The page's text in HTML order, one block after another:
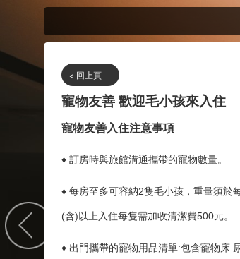
< 回上頁
寵物友善 歡迎毛小孩來入住
寵物友善入住注意事項
♦ 訂房時與旅館溝通攜帶的寵物數量。
♦ 每房至多可容納2隻毛小孩，重量須於
(含)以上入住每隻需加收清潔費500元。
♦ 出門攜帶的寵物用品清單:包含寵物床.